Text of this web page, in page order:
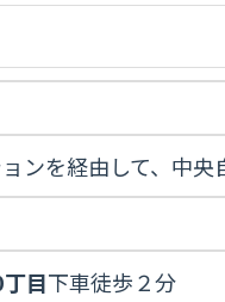
ンを経由して、中
目下車徒歩２分